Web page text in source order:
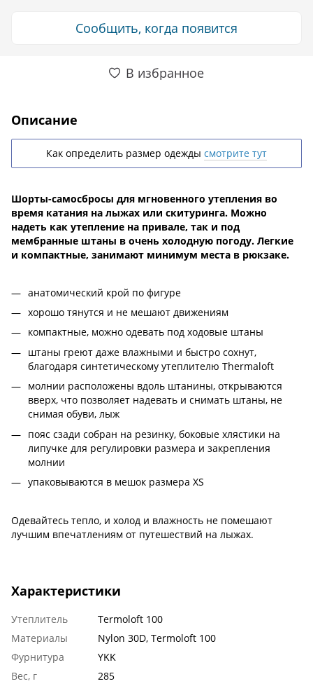
Сообщить, когда появится
В избранное
Описание
Как определить размер одежды смотрите тут
Шорты-самосбросы для мгновенного утепления во
время катания на лыжах или скитуринга. Можно
надеть как утепление на привале, так и под
мембранные штаны в очень холодную погоду. Легкие
и компактные, занимают минимум места в рюкзаке.
анатомический крой по фигуре
хорошо тянутся и не мешают движениям
компактные, можно одевать под ходовые штаны
штаны греют даже влажными и быстро сохнут,
благодаря синтетическому утеплителю Thermaloft
молнии расположены вдоль штанины, открываются
вверх, что позволяет надевать и снимать штаны, не
снимая обуви, лыж
пояс сзади собран на резинку, боковые хлястики на
липучке для регулировки размера и закрепления
молнии
упаковываются в мешок размера XS
Одевайтесь тепло, и холод и влажность не помешают
лучшим впечатлениям от путешествий на лыжах.
Характеристики
Утеплитель
Termoloft 100
Материалы
Nylon 30D, Termoloft 100
Фурнитура
YKK
Вес, г
285